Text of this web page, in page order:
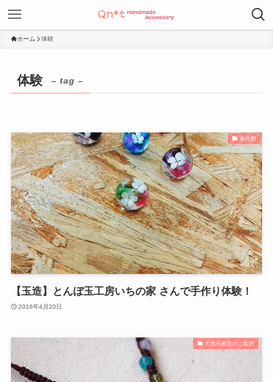
ホーム 体験
体験 – tag –
未分類
【玉造】とんぼ玉工房いちの家 さんで手作り体験！
2016年4月20日
天然石教室のご案内